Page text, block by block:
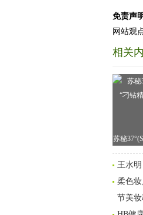
免责声
网站观
相关
苏秘
精
王水明
柔色
节美